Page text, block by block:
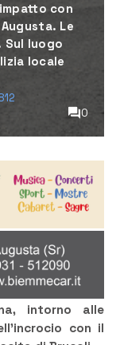
con
Le
luogo
locale
0
intorno alle
con il